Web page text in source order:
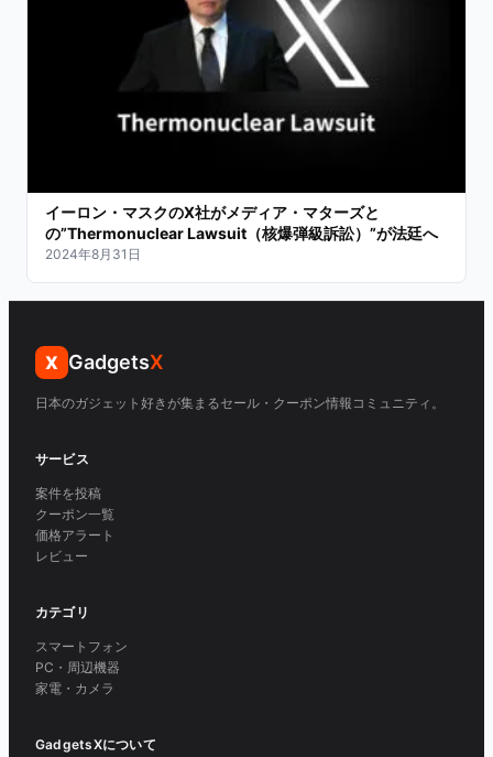
イーロン・マスクのX社がメディア・マターズと
の”Thermonuclear Lawsuit（核爆弾級訴訟）”が法廷へ
2024年8月31日
X GadgetsX
日本のガジェット好きが集まるセール・クーポン情報コミュニティ。
サービス
案件を投稿
クーポン一覧
価格アラート
レビュー
カテゴリ
スマートフォン
PC・周辺機器
家電・カメラ
GadgetsXについて